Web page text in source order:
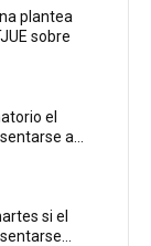
plantea
sobre
el
a...
si el